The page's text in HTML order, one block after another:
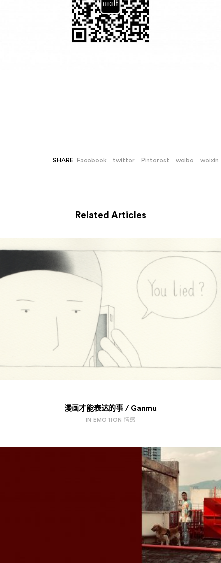
SHARE Facebook twitter Pinterest weibo weixin
Related Articles
漫画才能表达的事 / Ganmu
IN EMOTION 情感